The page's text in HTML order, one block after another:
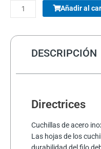
COMBO
TECLADO/MOUSE
178990
INALAMBRICO
Añadir al
DESCRIPCIÓN
Directrices
Cuchillas de acero
Las hojas de los